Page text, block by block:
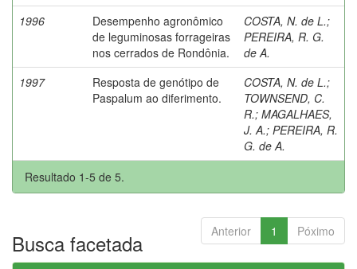
1996
Desempenho agronômico
de leguminosas forrageiras
nos cerrados de Rondônia.
COSTA, N. de L.;
PEREIRA, R. G.
de A.
1997
Resposta de genótipo de
Paspalum ao diferimento.
COSTA, N. de L.;
TOWNSEND, C.
R.; MAGALHAES,
J. A.; PEREIRA, R.
G. de A.
Resultado 1-5 de 5.
Anterior 1 Póximo
Busca facetada